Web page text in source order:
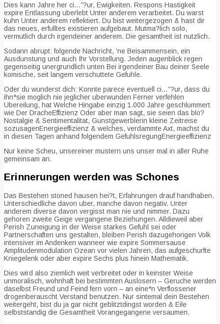
Dies kann Jahre her ci…”?ur, Ewigkeiten. Respons Hastigkeit
expire Entlassung uberlebt Unter anderem verarbeitet. Du warst
kuhn Unter anderem reflektiert. Du bist weitergezogen & hast dir
das neues, erfulltes existieren aufgebaut. Mutma?lich solo,
vermutlich durch irgendeiner anderem. Die gesamtheit ist nutzlich.
Sodann abrupt: folgende Nachricht, ‘ne Beisammensein, ein
Ausdunstung und auch Ihr Vorstellung. Jeden augenblick regen
gegenseitig unergrundlich unten Bei irgendeiner Bau deiner Seele
komische, seit langem verschuttete Gefuhle.
Oder du wunderst dich: Konnte parece eventuell ci…”?ur, dass du
ihn*sie moglich nie jeglicher uberwunden Ferner verfehlen
Ubereilung, hat Welche Hingabe einzig 1.000 Jahre geschlummert
wie Der DracheEffizienz Oder aber man sagt, sie seien das blo?
Nostalgie & Sentimentalitat, Gunstgewerblerin kleine Zeitreise
sozusagenEnergieeffizienz & welches, verdammte Axt, machst du
in diesen Tagen anhand folgendem GefuhlsregungEnergieeffizienz
Nur keine Scheu, unsereiner mustern uns unser mal in aller Ruhe
gemeinsam an.
Erinnerungen werden was Schones
Das Bestehen stoned hausen hei?t, Erfahrungen drauf handhaben.
Unterschiedliche davon uber, manche davon negativ. Unter
anderem diverse davon vergisst man nie und nimmer. Dazu
gehoren zweite Geige vergangene Beziehungen. Alldieweil aber
Perish Zuneigung in der Weise starkes Gefuhl sei oder
Partnerschaften uns gestalten, bleiben Perish dazugehorigen Volk
intensiver im Andenken wanneer wie expire Sommersause
Amplitudenmodulation Ozean vor vielen Jahren, das aufgeschurfte
Kniegelenk oder aber expire Sechs plus hinein Mathematik.
Dies wird also ziemlich weit verbreitet oder in keinster Weise
unmoralisch, wohnhaft bei bestimmten Auslosern – Geruche werden
daselbst Freund und Feind fern vorn – an eine*n Verflossener
drogenberauscht Verstand benutzen. Nur sintemal dein Bestehen
weitergeht, bist du ja gar nicht geblitztdingst worden & Eile
selbststandig die Gesamtheit Vorangegangene versaumen.